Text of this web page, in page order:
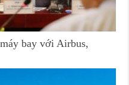
bay với Airbus,